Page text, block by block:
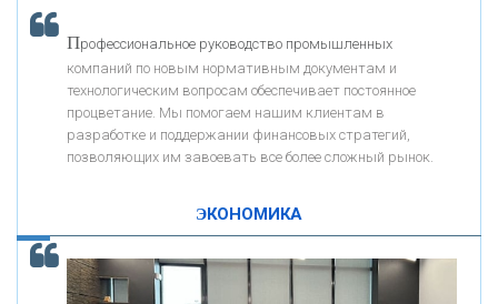
«ПРЕСС-СЛУЖБА ВТБ24»
«АВТОГРАДБАНК»
ОНАС
К ак Система быстрых платежей за пять лет
Профессиональное руководство промышленных
компаний по новым нормативным документам и
технологическим вопросам обеспечивает постоянное
процветание. Мы помогаем нашим клиентам в
разработке и поддержании финансовых стратегий,
позволяющих им завоевать все более сложный рынок.
ЭКОНОМИКА